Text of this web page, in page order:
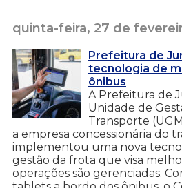
quinta-feira, 27 de
Prefeitura de
tecnologia de
ônibus
A Prefeitura de
Unidade de
Transporte
a empresa concessionária do
implementou uma nova
gestão da frota que visa
operações são gerenciadas.